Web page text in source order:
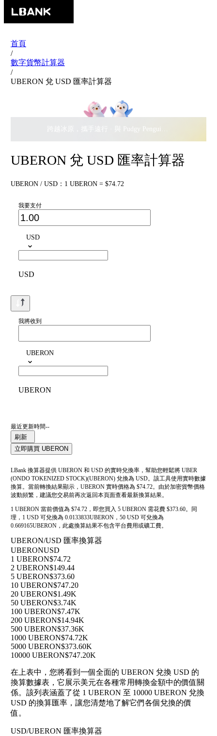
首頁
/
數字貨幣計算器
/
UBERON 兌 USD 匯率計算器
跨越冰原，攜手遠行 · 與 Pudgy Penguins 搖擺瓜分
UBERON 兌 USD 匯率計算器
UBERON / USD：1 UBERON = $74.72
我要支付
USD
USD
我將收到
UBERON
UBERON
最近更新時間--
刷新
立即購買 UBERON
LBank 換算器提供 UBERON 和 USD 的實時兌換率，幫助您輕鬆將 UBER
(ONDO TOKENIZED STOCK)(UBERON) 兌換為 USD。該工具使用實時數據
換算。當前轉換結果顯示，UBERON 實時價格為 $74.72。由於加密貨幣價格
波動頻繁，建議您交易前再次返回本頁面查看最新換算結果。
1 UBERON 當前價值為 $74.72，即您買入 5 UBERON 需花費 $373.60。同
理，1 USD 可兌換為 0.0133833UBERON，50 USD 可兌換為
0.669165UBERON，此處換算結果不包含平台費用或礦工費。
UBERON/USD 匯率換算器
UBERONUSD
1 UBERON$74.72
2 UBERON$149.44
5 UBERON$373.60
10 UBERON$747.20
20 UBERON$1.49K
50 UBERON$3.74K
100 UBERON$7.47K
200 UBERON$14.94K
500 UBERON$37.36K
1000 UBERON$74.72K
5000 UBERON$373.60K
10000 UBERON$747.20K
在上表中，您將看到一個全面的 UBERON 兌換 USD 的
換算數據表，它展示美元在各種常用轉換金額中的價值關
係。該列表涵蓋了從 1 UBERON 至 10000 UBERON 兌換
USD 的換算匯率，讓您清楚地了解它們各個兌換的價
值。
USD/UBERON 匯率換算器